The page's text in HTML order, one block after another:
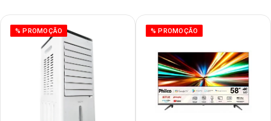
% PROMOÇÃO % PROMOÇÃO